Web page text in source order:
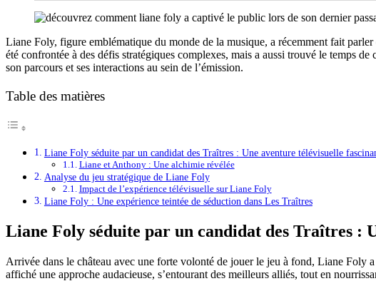
Liane Foly, figure emblématique du monde de la musique, a récemment fait
été confrontée à des défis stratégiques complexes, mais a aussi trouvé le temps
son parcours et ses interactions au sein de l’émission.
Table des matières
Liane Foly séduite par un candidat des Traîtres : Une aventure télévisuelle
Liane et Anthony : Une alchimie révélée
Analyse du jeu stratégique de Liane Foly
Impact de l’expérience télévisuelle sur Liane Foly
Liane Foly : Une expérience teintée de séduction dans Les Traîtres
Liane Foly séduite par un candidat des Traîtres :
Arrivée dans le château avec une forte volonté de jouer le jeu à fond, Liane Foly
affiché une approche audacieuse, s’entourant des meilleurs alliés, tout en